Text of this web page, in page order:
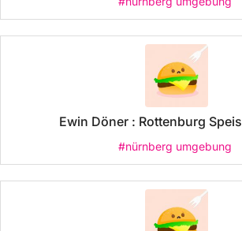
Ewin Döner : Rottenburg
#nürnberg umgebung